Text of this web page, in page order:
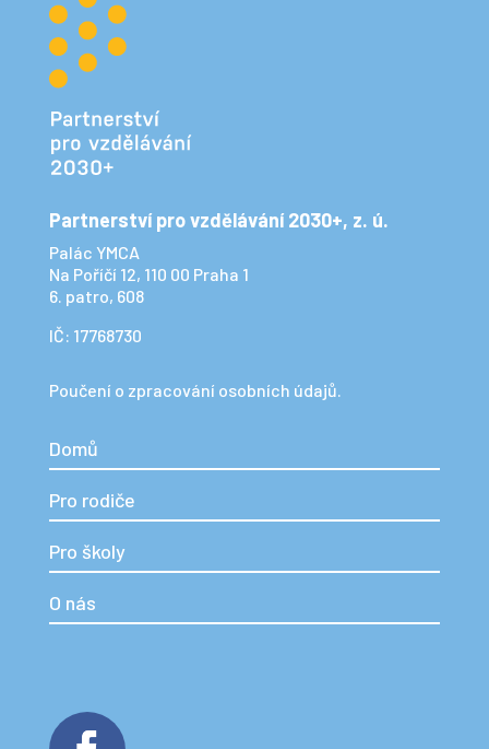
Partnerství pro vzdělávání 2030+, z. ú.
Na Poříčí 12, 110 00 Praha 1
6. patro, 608
IČ: 17768730
Poučení o zpracování osobních údajů.
Domů
Pro rodiče